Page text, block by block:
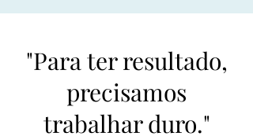
"Para ter resultado,
precisamos
trabalhar duro."